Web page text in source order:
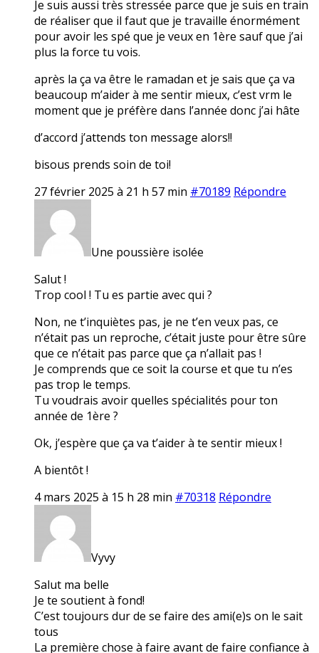
Je suis aussi très stressée parce que je suis en train
de réaliser que il faut que je travaille énormément
pour avoir les spé que je veux en 1ère sauf que j’ai
plus la force tu vois.
après la ça va être le ramadan et je sais que ça va
beaucoup m’aider à me sentir mieux, c’est vrm le
moment que je préfère dans l’année donc j’ai hâte
d’accord j’attends ton message alors!!
bisous prends soin de toi!
27 février 2025 à 21 h 57 min #70189 Répondre
Une poussière isolée
Salut !
Trop cool ! Tu es partie avec qui ?
Non, ne t’inquiètes pas, je ne t’en veux pas, ce
n’était pas un reproche, c’était juste pour être sûre
que ce n’était pas parce que ça n’allait pas !
Je comprends que ce soit la course et que tu n’es
pas trop le temps.
Tu voudrais avoir quelles spécialités pour ton
année de 1ère ?
Ok, j’espère que ça va t’aider à te sentir mieux !
A bientôt !
4 mars 2025 à 15 h 28 min #70318 Répondre
Vyvy
Salut ma belle
Je te soutient à fond!
C’est toujours dur de se faire des ami(e)s on le sait
tous
La première chose à faire avant de faire confiance à